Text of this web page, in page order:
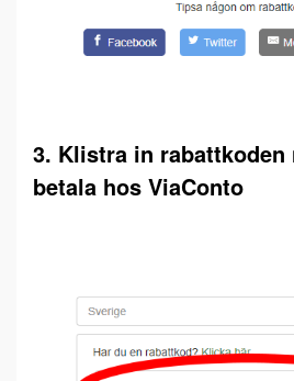
3. Klistra in rabattkoden
betala hos ViaConto